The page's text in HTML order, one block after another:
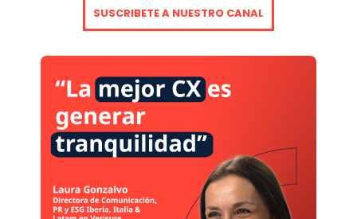
SUSCRIBETE A NUESTRO CANAL